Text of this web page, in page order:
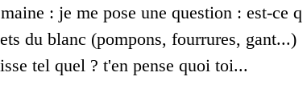
: je me pose une question : est-ce q
du blanc (pompons, fourrures, gant...)
tel quel ? t'en pense quoi toi...